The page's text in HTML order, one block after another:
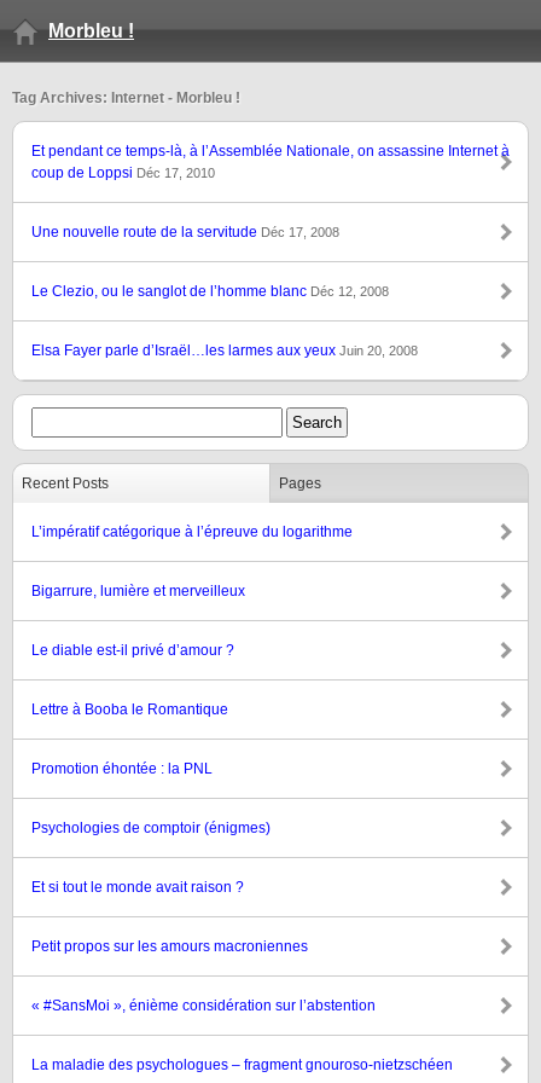
Morbleu !
Tag Archives: Internet - Morbleu !
Et pendant ce temps-là, à l’Assemblée Nationale, on assassine Internet à
coup de Loppsi Déc 17, 2010
Une nouvelle route de la servitude Déc 17, 2008
Le Clezio, ou le sanglot de l’homme blanc Déc 12, 2008
Elsa Fayer parle d’Israël…les larmes aux yeux Juin 20, 2008
Recent Posts Pages
L’impératif catégorique à l’épreuve du logarithme
Bigarrure, lumière et merveilleux
Le diable est-il privé d’amour ?
Lettre à Booba le Romantique
Promotion éhontée : la PNL
Psychologies de comptoir (énigmes)
Et si tout le monde avait raison ?
Petit propos sur les amours macroniennes
« #SansMoi », énième considération sur l’abstention
La maladie des psychologues – fragment gnouroso-nietzschéen